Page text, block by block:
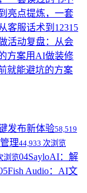
亮点提炼，一套
客服话术到12315
活动复盘：从会
方案用AI做装修
就能避坑的方案
发布新体验58,519
理44,933 次浏览
浏览04SayloAI：解
Fish Audio：AI文